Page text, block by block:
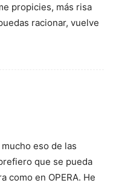
propicies, más risa
racionar, vuelve
eso de las
que se pueda
como en OPERA. He